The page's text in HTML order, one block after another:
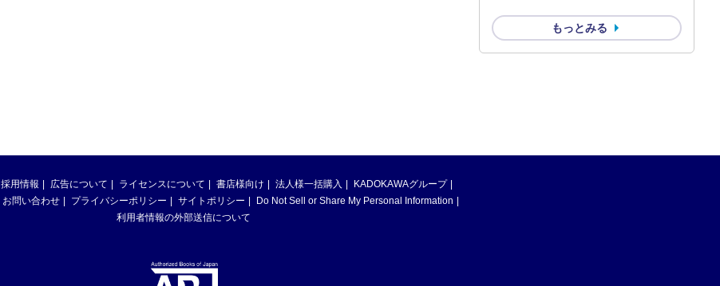
もっとみる
採用情報 広告について ライセンスについて 書店様向け 法人様一括購入
KADOKAWAグループ
お問い合わせ プライバシーポリシー サイトポリシー
Do Not Sell or Share My Personal Information
利用者情報の外部送信について